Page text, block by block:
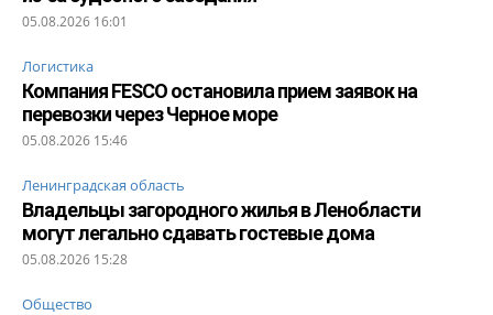
05.08.2026 16:01
Логистика
Компания FESCO остановила прием заявок на
перевозки через Черное море
05.08.2026 15:46
Ленинградская область
Владельцы загородного жилья в Ленобласти
могут легально сдавать гостевые дома
05.08.2026 15:28
Общество